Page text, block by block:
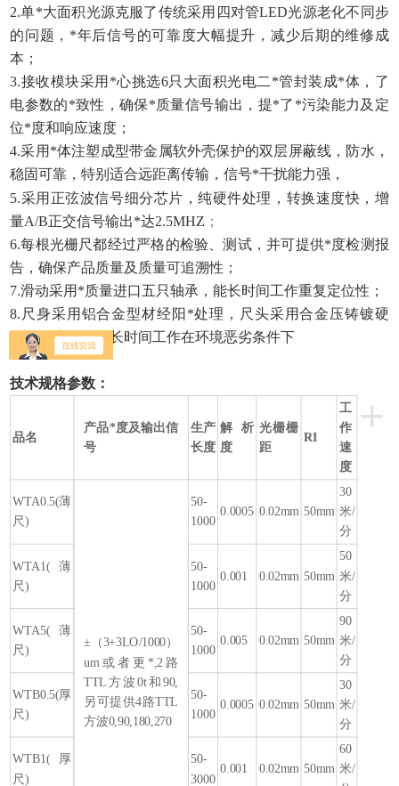
2.单*大面积光源克服了传统采用四对管LED光源老化不同步
的问题，*年后信号的可靠度大幅提升，减少后期的维修成
本；
3.接收模块采用*心挑选6只大面积光电二*管封装成*体，了
电参数的*致性，确保*质量信号输出，提*了*污染能力及定
位*度和响应速度；
4.采用*体注塑成型带金属软外壳保护的双层屏蔽线，防水，
稳固可靠，特别适合远距离传输，信号*干扰能力强，
5.采用正弦波信号细分芯片，纯硬件处理，转换速度快，增
量A/B正交信号输出*达2.5MHZ ；
6.每根光栅尺都经过严格的检验、测试，并可提供*度检测报
告，确保产品质量及质量可追溯性；
7.滑动采用*质量进口五只轴承，能长时间工作重复定位性；
8.尺身采用铝合金型材经阳*处理，尺头采用合金压铸镀硬
铬，耐腐蚀，能长时间工作在环境恶劣条件下
技术规格参数：
+
品名
产品*度及输出信
号
生产
长度
解析
度
光栅栅
距
RI
工
作
速
度
WTA0.5(薄
尺)
±（3+3LO/1000）
um或者更*,2路
TTL方波0t和90,
另可提供4路TTL
方波0,90,180,270
50-
1000
0.0005 0.02mm 50mm
30
米/
分
WTA1(薄
尺)
50-
1000
0.001 0.02mm 50mm
50
米/
分
WTA5(薄
尺)
50-
1000
0.005 0.02mm 50mm
90
米/
分
WTB0.5(厚
尺)
50-
1000
0.0005 0.02mm 50mm
30
米/
分
WTB1(厚
尺)
50-
3000
0.001 0.02mm 50mm
60
米/